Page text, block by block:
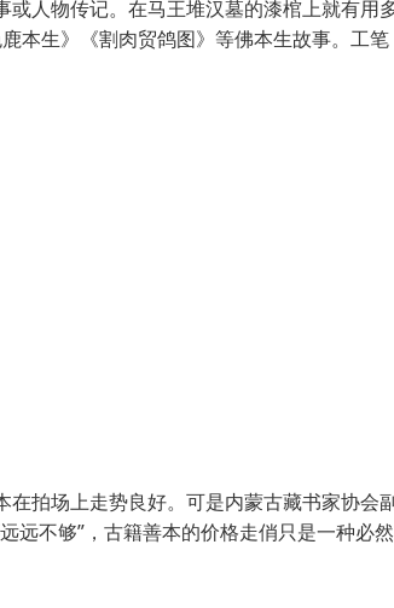
人物传记。在马王堆汉墓的漆棺上就有用
本生》《割肉贸鸽图》等佛本生故事。工笔
拍场上走势良好。可是内蒙古藏书家协会
远不够”，古籍善本的价格走俏只是一种必